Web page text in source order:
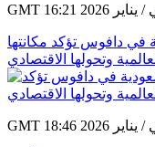
في دافوس تؤكد مكانتها
وتحولها الاقتصادي